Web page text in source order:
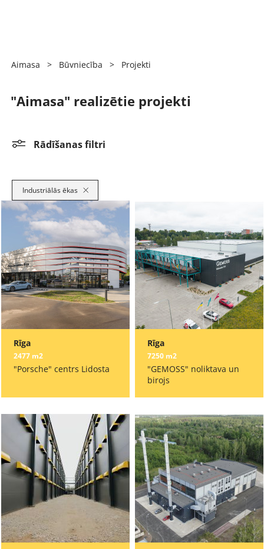
Aimasa > Būvniecība > Projekti
"Aimasa" realizētie projekti
Rādīšanas filtri
Industriālās ēkas
Rīga
2477 m2
"Porsche" centrs Lidosta
Rīga
7250 m2
"GEMOSS" noliktava un
birojs